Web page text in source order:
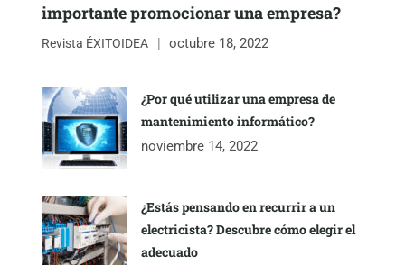
impermeabilización de las viviendas antes de las vacaciones
Servimudanzas supera las 3.000 reseñas con 4,8 estrellas en
mudanzas en Barcelona
importante promocionar una empresa?
Revista ÉXITOIDEA octubre 18, 2022
¿Por qué utilizar una empresa de
mantenimiento informático?
noviembre 14, 2022
¿Estás pensando en recurrir a un
electricista? Descubre cómo elegir el
adecuado